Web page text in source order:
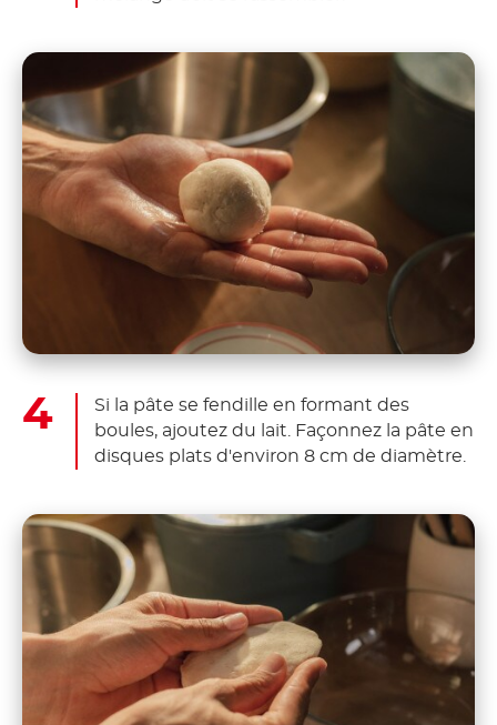
Si la pâte se fendille en formant des
boules, ajoutez du lait. Façonnez la pâte en
disques plats d'environ 8 cm de diamètre.